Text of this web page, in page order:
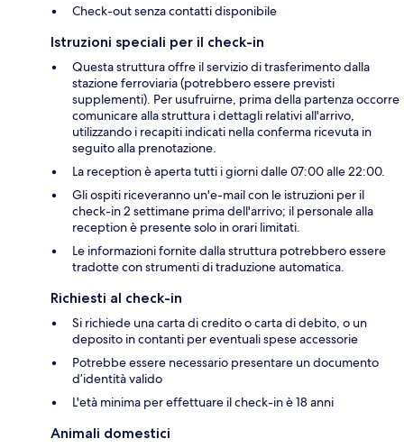
Check-out senza contatti disponibile
Istruzioni speciali per il check-in
Questa struttura offre il servizio di trasferimento dalla
stazione ferroviaria (potrebbero essere previsti
supplementi). Per usufruirne, prima della partenza occorre
comunicare alla struttura i dettagli relativi all'arrivo,
utilizzando i recapiti indicati nella conferma ricevuta in
seguito alla prenotazione.
La reception è aperta tutti i giorni dalle 07:00 alle 22:00.
Gli ospiti riceveranno un'e-mail con le istruzioni per il
check-in 2 settimane prima dell'arrivo; il personale alla
reception è presente solo in orari limitati.
Le informazioni fornite dalla struttura potrebbero essere
tradotte con strumenti di traduzione automatica.
Richiesti al check-in
Si richiede una carta di credito o carta di debito, o un
deposito in contanti per eventuali spese accessorie
Potrebbe essere necessario presentare un documento
d’identità valido
L'età minima per effettuare il check-in è 18 anni
Animali domestici